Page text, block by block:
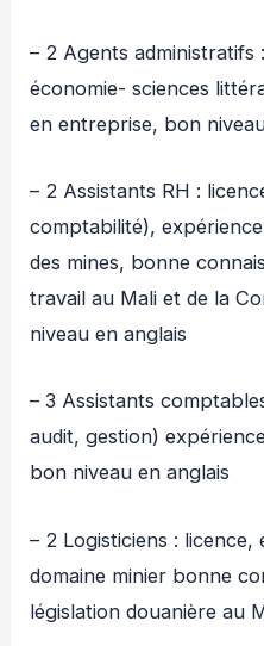
– 2 Agents administratifs
économie- sciences
en entreprise, bon
– 2 Assistants RH :
comptabilité),
des mines, bonne
travail au Mali et de la
niveau en anglais
– 3 Assistants
audit, gestion)
bon niveau en anglais
– 2 Logisticiens : licence,
domaine minier bonne
législation douanière au